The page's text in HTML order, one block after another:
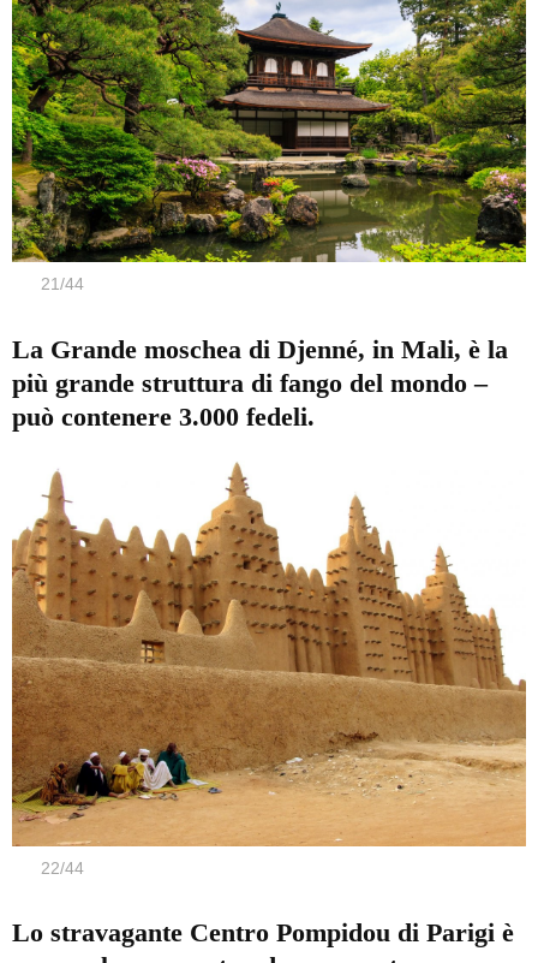
21/44
La Grande moschea di Djenné, in Mali, è la
più grande struttura di fango del mondo –
può contenere 3.000 fedeli.
22/44
Lo stravagante Centro Pompidou di Parigi è